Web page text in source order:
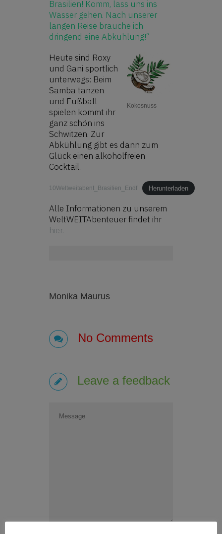
Brasilien! Komm, lass uns ins
Wasser gehen. Nach unserer
langen Reise brauche ich
dringend eine Abkühlung!“
Kokosnuss
Heute sind Roxy
und Gani sportlich
unterwegs: Beim
Samba tanzen
und Fußball
spielen kommt ihr
ganz schön ins
Schwitzen. Zur
Abkühlung gibt es dann zum
Glück einen alkoholfreien
Cocktail.
10Weltweitabent_Brasilien_Endf Herunterladen
Alle Informationen zu unserem
WeltWEITAbenteuer findet ihr
hier.
Monika Maurus
No Comments
Leave a feedback